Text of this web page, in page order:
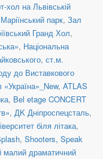
хол на Львівській
Маріїнський парк, Зал
Гранд Хол,
, Національна
, ст.м.
до Виставкового
, ATLAS
, Bel etage CONCERT
, ДK Дніпроспецсталь,
біля літака,
, Shooters, Speak
малий драматичний